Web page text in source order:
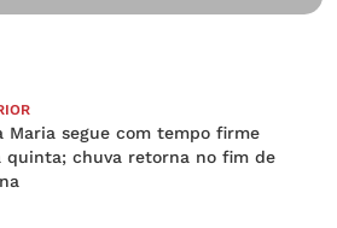
Maria segue com tempo firme
quinta; chuva retorna no fim de